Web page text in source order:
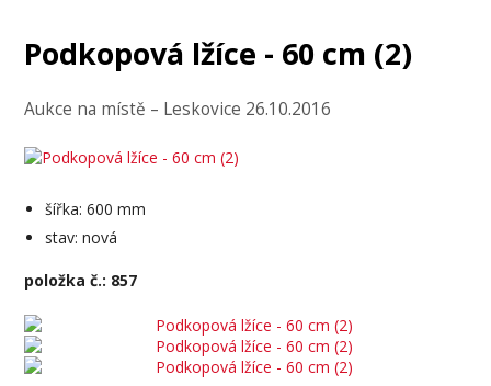
Podkopová lžíce - 60 cm (2)
Aukce na místě – Leskovice 26.10.2016
šířka: 600 mm
stav: nová
položka č.: 857